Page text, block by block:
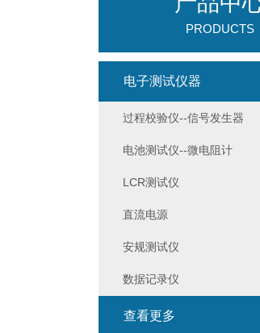
PRODUCTS
电子测试仪器
过程校验仪--信号发生器
电池测试仪--微电阻计
LCR测试仪
直流电源
安规测试仪
数据记录仪
查看更多